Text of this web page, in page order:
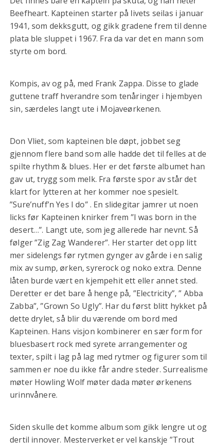
Beefheart. Kapteinen starter på livets seilas i januar
1941, som dekksgutt, og gikk gradene frem til denne
plata ble sluppet i 1967. Fra da var det en mann som
styrte om bord.
Kompis, av og på, med Frank Zappa. Disse to glade
guttene traff hverandre som tenåringer i hjembyen
sin, særdeles langt ute i Mojaveørkenen.
Don Vliet, som kapteinen ble døpt, jobbet seg
gjennom flere band som alle hadde det til felles at de
spilte rhythm & blues. Her er det første albumet han
gav ut, trygg som melk. Fra første spor av står det
klart for lytteren at her kommer noe spesielt.
”Sure’nuff’n Yes I do” . En slidegitar jamrer ut noen
licks før Kapteinen knirker frem ”I was born in the
desert…”. Langt ute, som jeg allerede har nevnt. Så
følger ”Zig Zag Wanderer”. Her starter det opp litt
mer sidelengs før rytmen gynger av gårde i en salig
mix av sump, ørken, syrerock og noko extra. Denne
låten burde vært en kjempehit ett eller annet sted.
Deretter er det bare å henge på, ”Electricity”, ” Abba
Zabba”, ”Grown So Ugly”. Har du først blitt hykket på
dette drylet, så blir du værende om bord med
Kapteinen. Hans visjon kombinerer en sær form for
bluesbasert rock med syrete arrangementer og
texter, spilt i lag på lag med rytmer og figurer som til
sammen er noe du ikke får andre steder. Surrealisme
møter Howling Wolf møter dada møter ørkenens
urinnvånere.
Siden skulle det komme album som gikk lengre ut og
dertil innover. Mesterverket er vel kanskje ”Trout